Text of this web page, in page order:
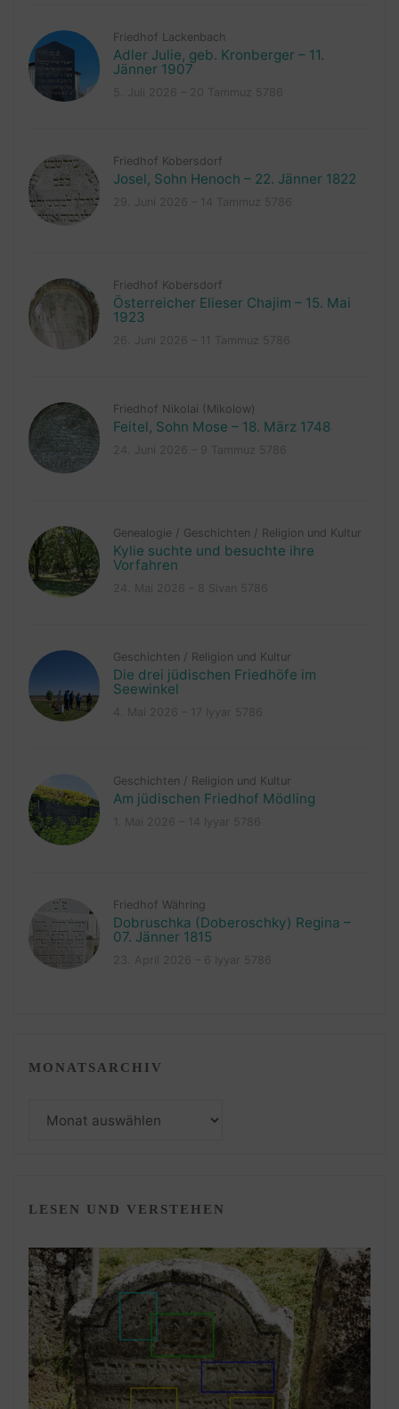
Friedhof Lackenbach
Adler Julie, geb. Kronberger – 11.
Jänner 1907
Friedhof Kobersdorf
Josel, Sohn Henoch – 22. Jänner 1822
Friedhof Kobersdorf
Österreicher Elieser Chajim – 15. Mai
1923
Friedhof Nikolai (Mikolow)
Feitel, Sohn Mose – 18. März 1748
Genealogie / Geschichten / Religion und Kultur
Kylie suchte und besuchte ihre
Vorfahren
Geschichten / Religion und Kultur
Die drei jüdischen Friedhöfe im
Seewinkel
Geschichten / Religion und Kultur
Am jüdischen Friedhof Mödling
Friedhof Währing
Dobruschka (Doberoschky) Regina –
07. Jänner 1815
MONATSARCHIV
LESEN UND VERSTEHEN